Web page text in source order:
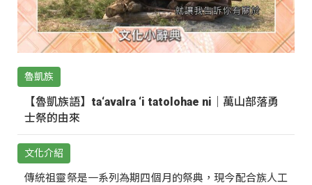
魯凱族
【魯凱族語】ta‘avalra ‘i tatolohae ni｜萬山部落勇
士祭的由來
文化介紹
傳統祖靈祭是一系列為期四個月的祭典，現今配合族人工